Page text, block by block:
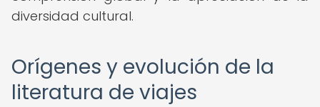
diversidad cultural.
Orígenes y evolución de la
literatura de viajes